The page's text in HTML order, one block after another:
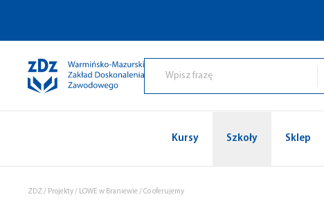
Kursy Szkoły Sklep
ZDZ/ Projekty/ LOWE w Braniewie/ Co oferujemy